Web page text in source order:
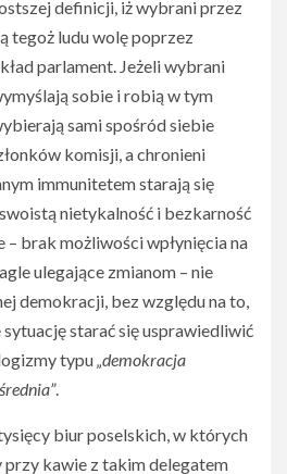
definicji, iż wybrani przez
tegoż ludu wolę poprzez
parlament. Jeżeli wybrani
sobie i robią w tym
sami spośród siebie
komisji, a chronieni
immunitetem starają się
nietykalność i bezkarność
– brak możliwości wpłynięcia na
ulegające zmianom – nie
demokracji, bez względu na to,
starać się usprawiedliwić
typu„demokracja
.
biur poselskich, w których
kawie z takim delegatem